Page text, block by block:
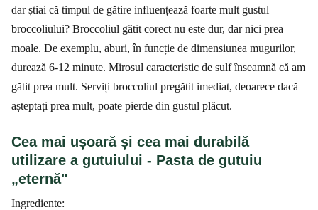
dar știai că timpul de gătire influențează foarte mult gustul
broccoliului? Broccoliul gătit corect nu este dur, dar nici prea
moale. De exemplu, aburi, în funcție de dimensiunea mugurilor,
durează 6-12 minute. Mirosul caracteristic de sulf înseamnă că am
gătit prea mult. Serviți broccoliul pregătit imediat, deoarece dacă
așteptați prea mult, poate pierde din gustul plăcut.
Cea mai ușoară și cea mai durabilă
utilizare a gutuiului - Pasta de gutuiu
„eternă"
Ingrediente: